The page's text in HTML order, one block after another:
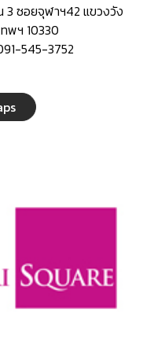
3 ซอยจุฬาฯ42 แขวงวัง
พฯ 10330
545-3752